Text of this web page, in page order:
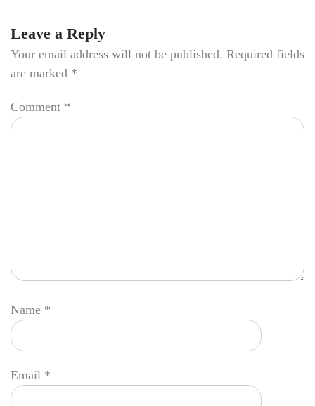
Leave a Reply
Your email address will not be published. Required fields
are marked *
Comment *
Name *
Email *